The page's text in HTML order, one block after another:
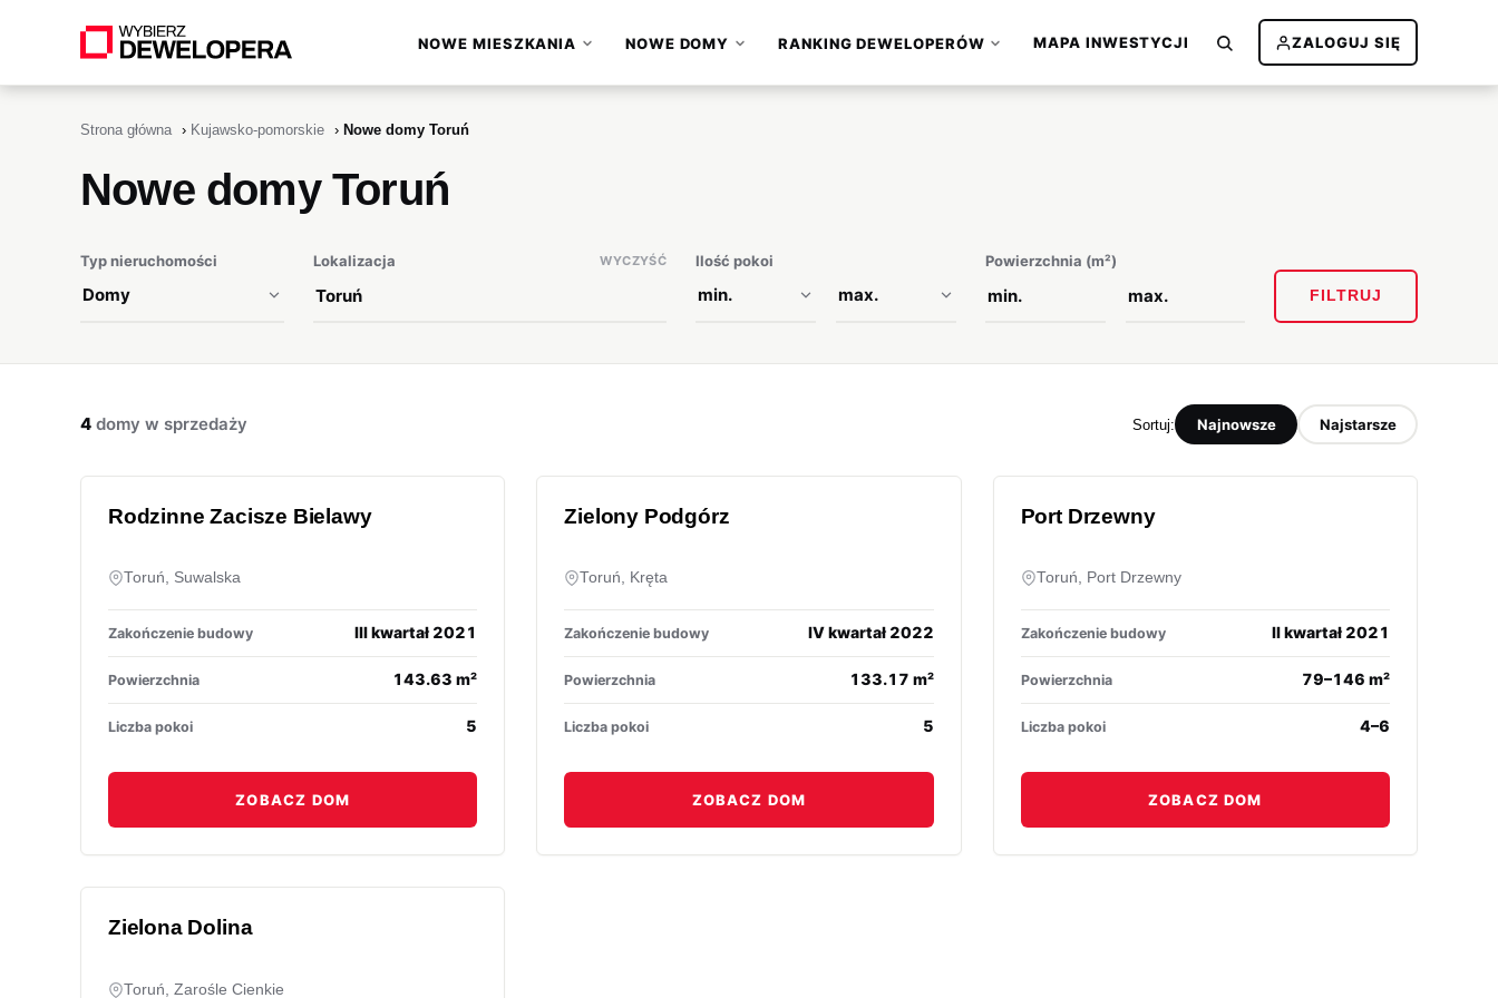
NOWE MIESZKANIA
▾ NOWE DOMY
▾ RANKING DEWELOPERÓW
▾ MAPA INWESTYCJI ZALOGUJ SIĘ
Strona główna › Kujawsko-pomorskie › Nowe domy Toruń
Nowe domy Toruń
Typ nieruchomości Lokalizacja WYCZYŚĆ Ilość pokoi Powierzchnia (m²)
FILTRUJ
4 domy w sprzedaży Sortuj: Najnowsze Najstarsze
Rodzinne Zacisze Bielawy
Toruń, Suwalska
Zakończenie budowy III kwartał 2021
Powierzchnia 143.63 m²
Liczba pokoi 5
ZOBACZ DOM
Zielony Podgórz
Toruń, Kręta
Zakończenie budowy IV kwartał 2022
Powierzchnia 133.17 m²
Liczba pokoi 5
ZOBACZ DOM
Port Drzewny
Toruń, Port Drzewny
Zakończenie budowy II kwartał 2021
Powierzchnia 79–146 m²
Liczba pokoi 4–6
ZOBACZ DOM
Zielona Dolina
Toruń, Zarośle Cienkie